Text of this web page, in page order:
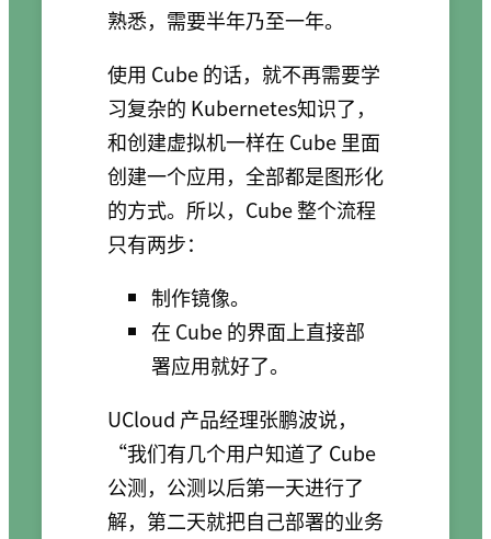
熟悉，需要半年乃至一年。
使用 Cube 的话，就不再需要学
习复杂的 Kubernetes知识了，
和创建虚拟机一样在 Cube 里面
创建一个应用，全部都是图形化
的方式。所以，Cube 整个流程
只有两步：
制作镜像。
在 Cube 的界面上直接部
署应用就好了。
UCloud 产品经理张鹏波说，
“我们有几个用户知道了 Cube
公测，公测以后第一天进行了
解，第二天就把自己部署的业务